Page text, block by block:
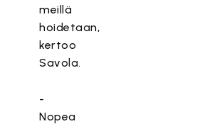
meillä
hoidetaan,
kertoo
Savola.
-
Nopea